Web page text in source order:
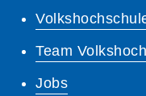
Team
Jobs